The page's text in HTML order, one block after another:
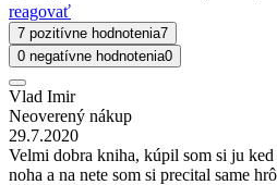
reagovať
7 pozitívne hodnotenia7
0 negatívne hodnotenia0
Vlad Imir
Neoverený nákup
29.7.2020
Velmi dobra kniha, kúpil som si ju
noha a na nete som si precital same